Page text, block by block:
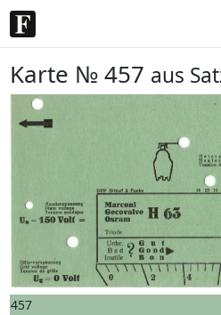
Karte № 457 aus
457